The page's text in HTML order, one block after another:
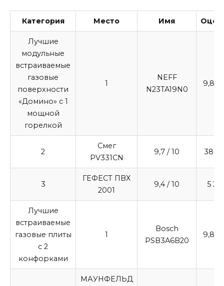
Категория Место Имя
Лучшие
модульные
встраиваемые
газовые
поверхности
«Домино» с 1
мощной
горелкой
1
NEFF
N23TA19N0
9,8
2
Смег
PV331CN
9,7 / 10
3
ГЕФЕСТ ПВХ
2001
9,4 / 10 5
Лучшие
встраиваемые
газовые плиты
с 2
конфорками
1
Bosch
PSB3A6B20
9,8
МАУНФЕЛЬД